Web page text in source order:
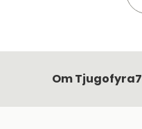
Om Tjugofyra7